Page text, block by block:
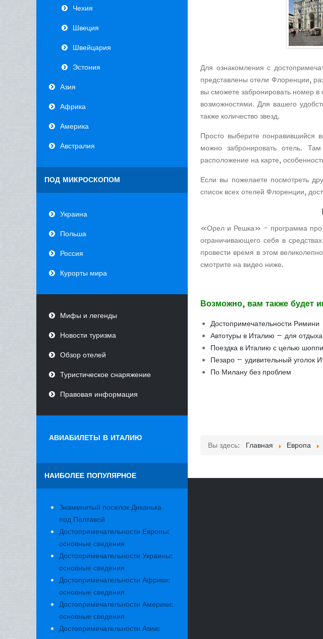
Для ознакомления с
представлены отели Флоренции,
вы сможете забронировать номер
возможностями. Для вашего
также количество звезд.
Просто выберите понравившийся
можно забронировать отель.
расположение на карте,
Если вы пожелаете посмотреть
список всех отелей Флоренции,
«Орел и Решка» - программа про
ограничивающего себя в
провести время в этом
смотрите на видео ниже.
Возможно, вам также будет
Достопримечательности Римини
Автотуры в Италию – для отдыха
Поездка в Италию с целью
Пезаро – удивительный уголок
По Милану без проблем
Вы здесь: Главная Европа
Чехия
Швеция
Швейцария
Эстония
Азия
Африка
Америка
Австралия
ПОД МИКРОСКОПОМ
Украина
Польша
Россия
Курорты мира
Мифы и легенды
Новости туризма
Обзор отелей
Туристическое снаряжение
Правовая информация
АВИАБИЛЕТЫ В ИТАЛИЮ
НАИБОЛЕЕ ПОПУЛЯРНОЕ
Знаменитый поселок Диканька
под Полтавой
Достопримечательности Европы:
основные сведения
Достопримечательности Украины:
основные сведения
Достопримечательности Африки:
основные сведения
Достопримечательности Америки:
основные сведения
Достопримечательности Азии: